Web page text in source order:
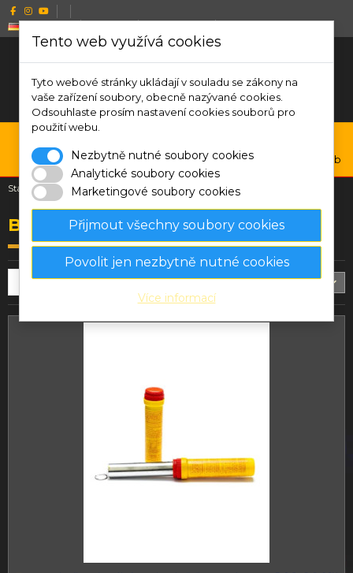
Menu Suche Anmelden Warenkorb
Startseite Bengal-Leuchtbasis, Spinnen
Bengal-Leuchtbasis, Spinnen
Filter Relevanz 10
Tento web využívá cookies
Tyto webové stránky ukládají v souladu se zákony na
vaše zařízení soubory, obecně nazývané cookies.
Odsouhlaste prosím nastavení cookies souborů pro
použití webu.
Nezbytně nutné soubory cookies
Analytické soubory cookies
Marketingové soubory cookies
Přijmout všechny soubory cookies
Povolit jen nezbytně nutné cookies
Více informací